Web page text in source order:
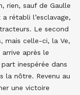
rien, sauf de Gaulle
rétabli l’esclavage,
Le second
mais celle-ci, la Ve,
après le
inespérée dans
la nôtre. Revenu au
une victoire